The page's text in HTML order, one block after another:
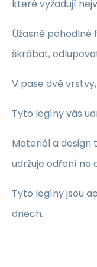
které vyžadují
Úžasně
škrábat,
V pase dvě
Tyto legíny vás
Materiál a design
udržuje odření na
Tyto legíny jsou
dnech.